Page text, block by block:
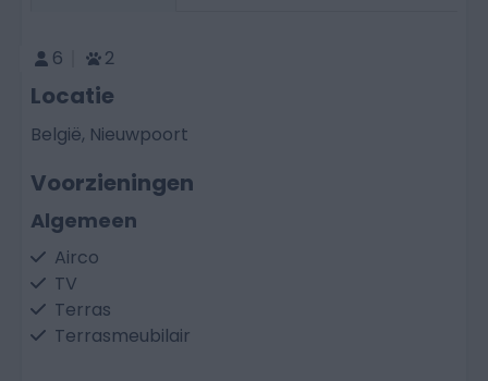
6 2
Locatie
België, Nieuwpoort
Voorzieningen
Algemeen
Airco
TV
Terras
Terrasmeubilair